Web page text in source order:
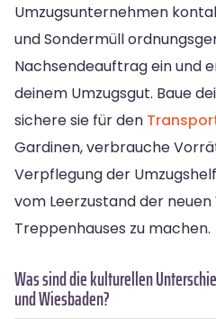
Umzugsunternehmen
und Sondermüll
Nachsendeauftrag ein und
deinem Umzugsgut. Baue
sichere sie für den
Gardinen, verbrauche
Verpflegung der
vom Leerzustand der neuen
Treppenhauses zu machen.
Was sind die kulturellen
und Wiesbaden?